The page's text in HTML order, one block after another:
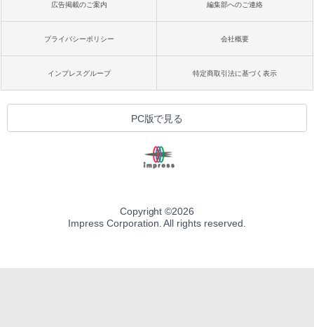
広告掲載のご案内 編集部へのご連絡
プライバシーポリシー 会社概要
インプレスグループ 特定商取引法に基づく表示
PC版で見る
Copyright ©2026
Impress Corporation. All rights reserved.